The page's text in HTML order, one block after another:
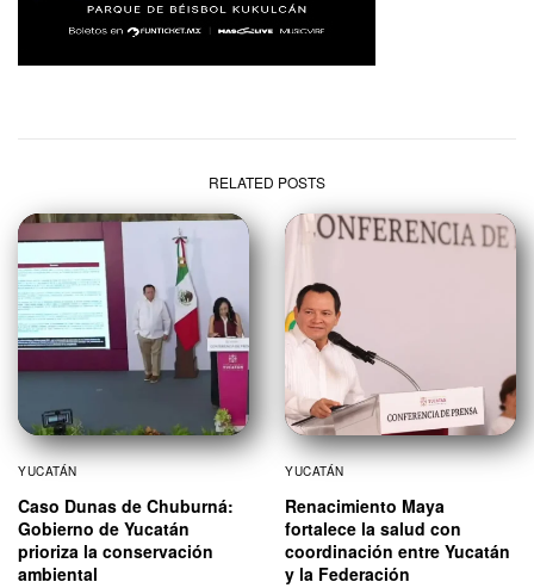
RELATED POSTS
YUCATÁN
Caso Dunas de Chuburná:
Gobierno de Yucatán
prioriza la conservación
ambiental
YUCATÁN
Renacimiento Maya
fortalece la salud con
coordinación entre Yucatán
y la Federación